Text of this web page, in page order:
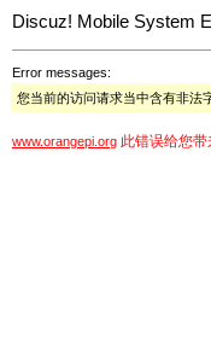
Discuz! Mobile System
Error messages:
您当前的访问请求当中含有非法
www.orangepi.org 此错误给您